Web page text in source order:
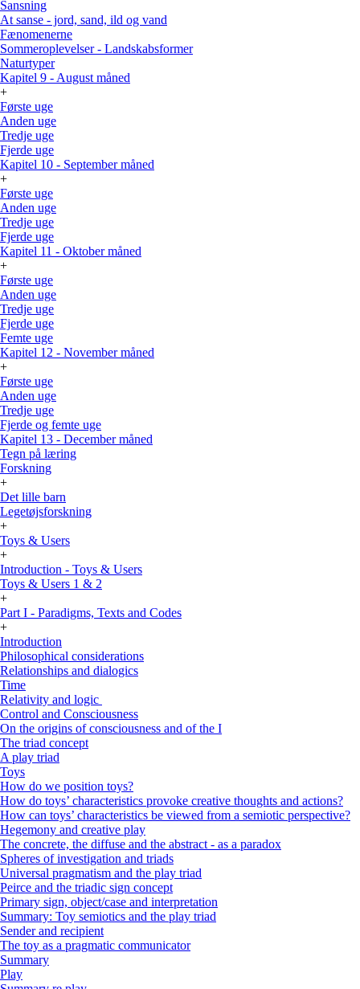
Sansning
At sanse - jord, sand, ild og vand
Fænomenerne
Sommeroplevelser - Landskabsformer
Naturtyper
Kapitel 9 - August måned
+
Første uge
Anden uge
Tredje uge
Fjerde uge
Kapitel 10 - September måned
+
Første uge
Anden uge
Tredje uge
Fjerde uge
Kapitel 11 - Oktober måned
+
Første uge
Anden uge
Tredje uge
Fjerde uge
Femte uge
Kapitel 12 - November måned
+
Første uge
Anden uge
Tredje uge
Fjerde og femte uge
Kapitel 13 - December måned
Tegn på læring
Forskning
+
Det lille barn
Legetøjsforskning
+
Toys & Users
+
Introduction - Toys & Users
Toys & Users 1 & 2
+
Part I - Paradigms, Texts and Codes
+
Introduction
Philosophical considerations
Relationships and dialogics
Time
Relativity and logic
Control and Consciousness
On the origins of consciousness and of the I
The triad concept
A play triad
Toys
How do we position toys?
How do toys’ characteristics provoke creative thoughts and actions?
How can toys’ characteristics be viewed from a semiotic perspective?
Hegemony and creative play
The concrete, the diffuse and the abstract - as a paradox
Spheres of investigation and triads
Universal pragmatism and the play triad
Peirce and the triadic sign concept
Primary sign, object/case and interpretation
Summary: Toy semiotics and the play triad
Sender and recipient
The toy as a pragmatic communicator
Summary
Play